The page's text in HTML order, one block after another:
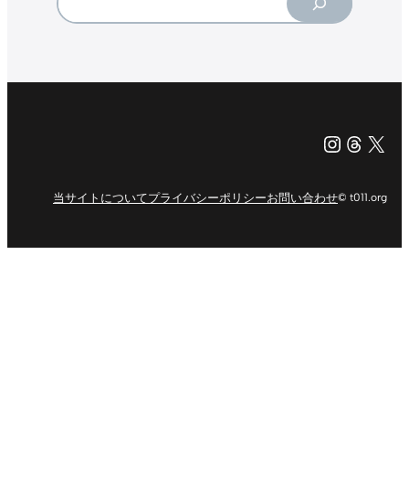
X（旧
当サイトについてプライバシーポリシーお問い合わせ© t011.org